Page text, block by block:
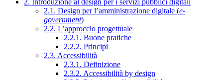
2. Introduzione al design per i servizi pubblici digitali
2.1. Design per l’amministrazione digitale (e-
government)
2.2. L’approccio progettuale
2.2.1. Buone pratiche
2.2.2. Principi
2.3. Accessibilità
2.3.1. Definizione
2.3.2. Accessibilità by design